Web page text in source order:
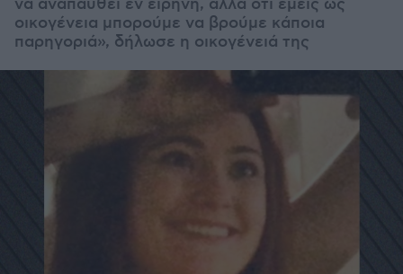
να αναπαυθεί εν ειρήνη, αλλά ότι εμείς ως
οικογένεια μπορούμε να βρούμε κάποια
παρηγοριά», δήλωσε η οικογένειά της